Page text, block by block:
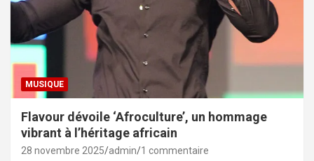
MUSIQUE
Flavour dévoile ‘Afroculture’, un hommage
vibrant à l’héritage africain
28 novembre 2025 admin 1 commentaire